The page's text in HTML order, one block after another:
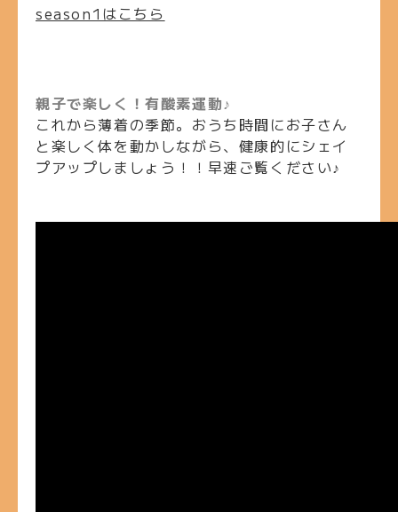
season1はこちら
親子で楽しく！有酸素運動♪
これから薄着の季節。おうち時間にお子さん
と楽しく体を動かしながら、健康的にシェイ
プアップしましょう！！早速ご覧ください♪